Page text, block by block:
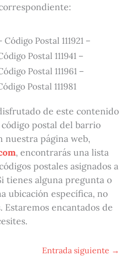
Código Postal 111921 –
Postal 111941 –
Postal 111961 –
Postal 111981
de este contenido
postal del barrio
nuestra página web,
, encontrarás una lista
postales asignados a
tienes alguna pregunta o
ubicación específica, no
encantados de
Entrada siguiente →